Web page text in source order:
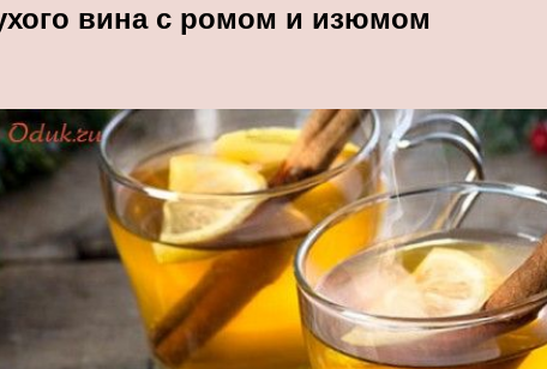
вина с ромом и изюмом